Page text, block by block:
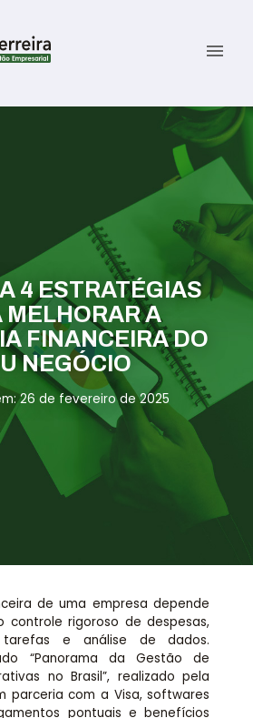
menu
Tributária e Fiscal
Trabalhista
de Empresas
Assessoria jurídica
Links Úteis
Informativos
Contato
ÁREA DO CLIENTE
4 ESTRATÉGIAS
MELHORAR A
FINANCEIRA DO
NEGÓCIO
26 de fevereiro de 2025
de uma empresa depende
controle rigoroso de despesas,
e análise de dados.
“Panorama da Gestão de
no Brasil”, realizado pela
parceria com a Visa, softwares
pontuais e benefícios